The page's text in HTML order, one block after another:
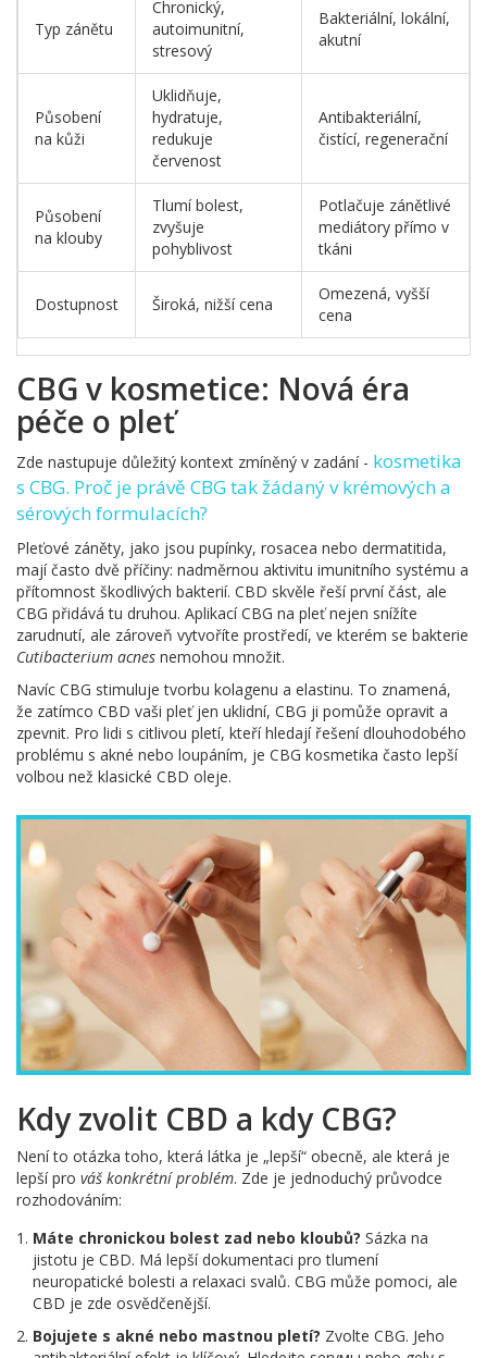
Typ zánětu
Chronický,
autoimunitní,
stresový
Bakteriální, lokální,
akutní
Působení
na kůži
Uklidňuje,
hydratuje,
redukuje
červenost
Antibakteriální,
čistící, regenerační
Působení
na klouby
Tlumí bolest,
zvyšuje
pohyblivost
Potlačuje zánětlivé
mediátory přímo v
tkáni
Dostupnost Široká, nižší cena
Omezená, vyšší
cena
CBG v kosmetice: Nová éra
péče o pleť
Zde nastupuje důležitý kontext zmíněný v zadání - kosmetika
s CBG. Proč je právě CBG tak žádaný v krémových a
sérových formulacích?
Pleťové záněty, jako jsou pupínky, rosacea nebo dermatitida,
mají často dvě příčiny: nadměrnou aktivitu imunitního systému a
přítomnost škodlivých bakterií. CBD skvěle řeší první část, ale
CBG přidává tu druhou. Aplikací CBG na pleť nejen snížíte
zarudnutí, ale zároveň vytvoříte prostředí, ve kterém se bakterie
Cutibacterium acnes nemohou množit.
Navíc CBG stimuluje tvorbu kolagenu a elastinu. To znamená,
že zatímco CBD vaši pleť jen uklidní, CBG ji pomůže opravit a
zpevnit. Pro lidi s citlivou pletí, kteří hledají řešení dlouhodobého
problému s akné nebo loupáním, je CBG kosmetika často lepší
volbou než klasické CBD oleje.
Kdy zvolit CBD a kdy CBG?
Není to otázka toho, která látka je „lepší“ obecně, ale která je
lepší pro váš konkrétní problém. Zde je jednoduchý průvodce
rozhodováním:
Máte chronickou bolest zad nebo kloubů? Sázka na
jistotu je CBD. Má lepší dokumentaci pro tlumení
neuropatické bolesti a relaxaci svalů. CBG může pomoci, ale
CBD je zde osvědčenější.
Bojujete s akné nebo mastnou pletí? Zvolte CBG. Jeho